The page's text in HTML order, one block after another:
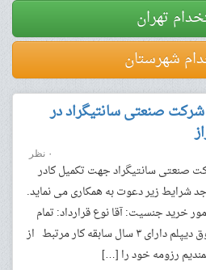
تهران
شهرستان
صنعتی سانتیگراد در
۰ نظر
صنعتی سانتیگراد جهت تکمیل کادر
شرایط زیر دعوت به همکاری می نماید.
خرید جنسیت: آقا نوع قرارداد: تمام
وقت حداقل مدرک تحصیلی: فوق دیپلم دارای ۳ سال سابقه کار مرتبط از
رزومه خود را […]